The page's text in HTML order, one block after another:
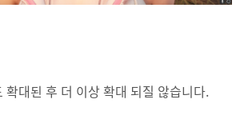
확대된 후 더 이상 확대 되질 않습니다.